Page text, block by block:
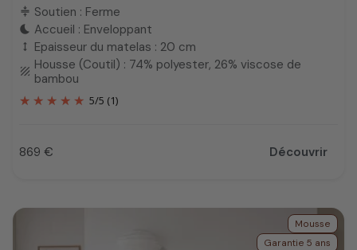
compress Soutien : Ferme
bedtime Accueil : Enveloppant
height Epaisseur du matelas : 20 cm
texture Housse (Coutil) : 74% polyester, 26% viscose de
bambou
5/5 (1)
Prix
869 € Découvrir
Mousse
Garantie 5 ans